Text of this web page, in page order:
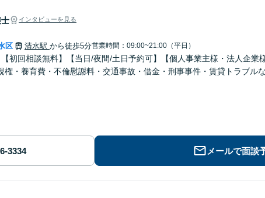
インタビューを見る
区 清水駅 から徒歩5分営業時間：09:00~21:00（平日）
【初回相談無料】【当日/夜間/土日予約可】【個人事業主様・法人企業
権・養育費・不倫慰謝料・交通事故・借金・刑事事件・賃貸トラブル
メールで面談